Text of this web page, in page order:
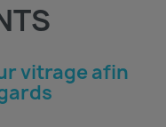
vitrage afin